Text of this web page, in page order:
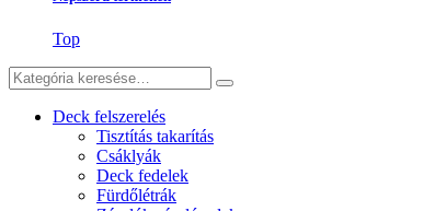
Top
Deck felszerelés
Tisztítás takarítás
Csáklyák
Deck fedelek
Fürdőlétrák